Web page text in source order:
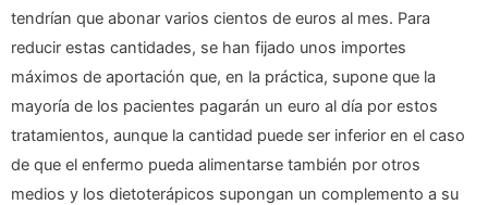
tendrían que abonar varios cientos de euros al mes. Para
reducir estas cantidades, se han fijado unos importes
máximos de aportación que, en la práctica, supone que la
mayoría de los pacientes pagarán un euro al día por estos
tratamientos, aunque la cantidad puede ser inferior en el caso
de que el enfermo pueda alimentarse también por otros
medios y los dietoterápicos supongan un complemento a su